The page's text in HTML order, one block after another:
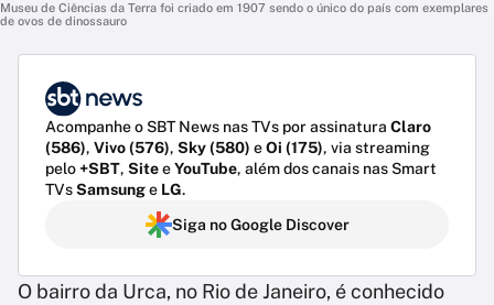
Museu de Ciências da Terra foi criado em 1907 sendo o único do país com exemplares
de ovos de dinossauro
Acompanhe o SBT News nas TVs por assinatura Claro
(586), Vivo (576), Sky (580) eOi (175), via streaming
pelo+SBT, SiteeYouTube, além dos canais nas Smart
TVsSamsunge LG.
Siga no Google Discover
O bairro da Urca, no Rio de Janeiro, é conhecido